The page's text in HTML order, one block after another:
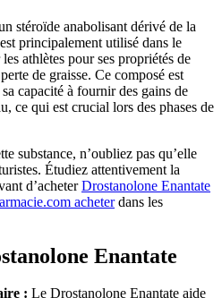
stéroïde anabolisant dérivé de la
principalement utilisé dans le
athlètes pour ses propriétés de
de graisse. Ce composé est
capacité à fournir des gains de
ce qui est crucial lors des phases de
substance, n’oubliez pas qu’elle
Étudiez attentivement la
d’acheterDrostanolone Enantate
acheterdans les
Enantate
: Le Drostanolone Enantate aide